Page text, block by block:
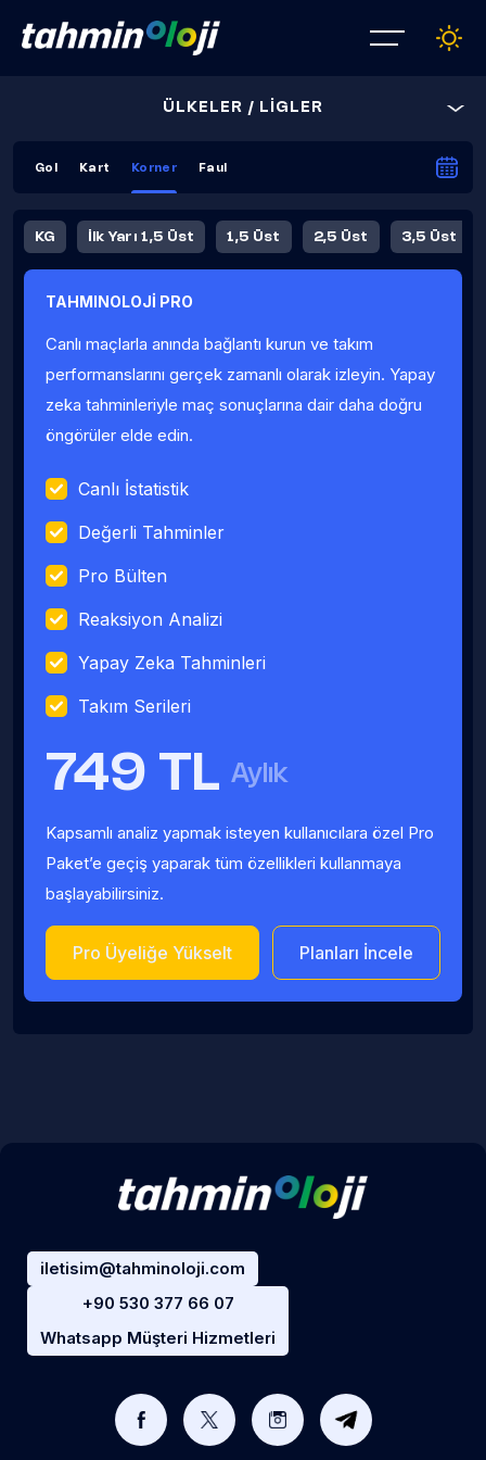
ÜLKELER / LİGLER
Gol Kart Korner Faul
KG İlk Yarı 1,5 Üst 1,5 Üst 2,5 Üst 3,5 Üst
Fauller Ortalama
TAHMINOLOJİ PRO
Canlı maçlarla anında bağlantı kurun ve takım
performanslarını gerçek zamanlı olarak izleyin. Yapay
zeka tahminleriyle maç sonuçlarına dair daha doğru
öngörüler elde edin.
Canlı İstatistik
Değerli Tahminler
Pro Bülten
Reaksiyon Analizi
Yapay Zeka Tahminleri
Takım Serileri
749 TL Aylık
Kapsamlı analiz yapmak isteyen kullanıcılara özel Pro
Paket’e geçiş yaparak tüm özellikleri kullanmaya
başlayabilirsiniz.
Pro Üyeliğe Yükselt Planları İncele
iletisim@tahminoloji.com
+90 530 377 66 07
Whatsapp Müşteri Hizmetleri